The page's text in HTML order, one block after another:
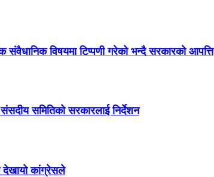
संवैधानिक विषयमा टिप्पणी गरेको भन्दै सरकारको आपत्ति
समितिको सरकारलाई निर्देशन
देखायो कांग्रेसले